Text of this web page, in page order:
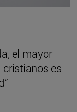
el mayor
es